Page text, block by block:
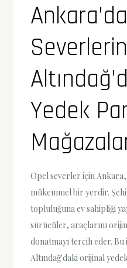
Yedek
Opel severler için
mükemmel bir yerdir.
topluluğuna ev sahipliği
sürücüler, araçlarını
donatmayı tercih eder.
Altındağ'daki orijinal